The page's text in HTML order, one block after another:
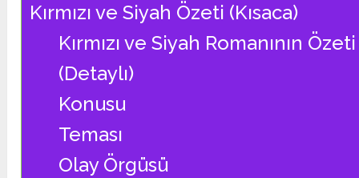
Kırmızı ve Siyah Özeti (Kısaca)
Kırmızı ve Siyah Romanının Özeti
(Detaylı)
Konusu
Teması
Olay Örgüsü